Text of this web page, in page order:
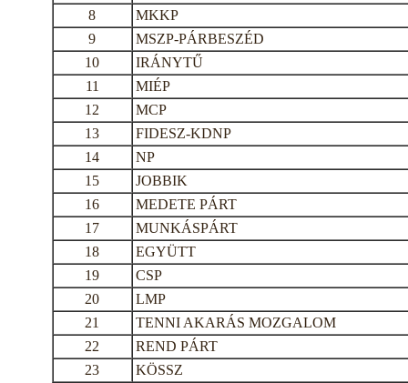
8
MKKP
9
MSZP-PÁRBESZÉD
10
IRÁNYTŰ
11
MIÉP
12
MCP
13
FIDESZ-KDNP
14
NP
15
JOBBIK
16
MEDETE PÁRT
17
MUNKÁSPÁRT
18
EGYÜTT
19
CSP
20
LMP
21
TENNI AKARÁS MOZGALOM
22
REND PÁRT
23
KÖSSZ